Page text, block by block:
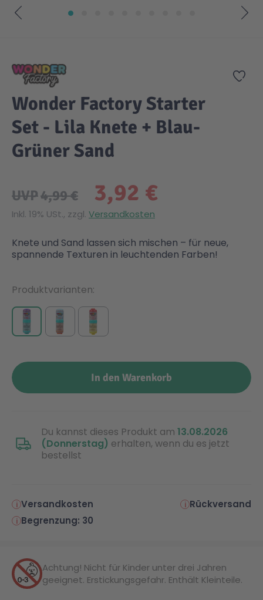
Sicherheit
Krimi / Thriller
Liebesromane
Sachbücher / Wissen
Kuscheltiere
Puppen & Puppenzubehör
Puzzle & Legespiele
Elektronische Spielwaren
Kreativ
Malen & Zeichnen
DC Comics™ Super Heroes
Disney
DUPLO®
Jurassic World™
Harry Potter™
Marvel™ Super Heroes
Minecraft™
Minifiguren
Speed Champions
Super Mario
Technic
Aktion
Country
Fairies
Family Fun
Fun Stars
Heroes
Knights
NOVELMORE
Sports Action
Wiltopia
Cars
Spiel-Ei
Zur
Wonder Factory Starter
Set - Lila Knete + Blau-
Grüner Sand
3,92 €
UVP4,99 €
Inkl. 19% USt., zzgl. Versandkosten
Knete und Sand lassen sich mischen – für neue,
spannende Texturen in leuchtenden Farben!
In den Warenkorb
Du kannst dieses Produkt am 13.08.2026
(Donnerstag) erhalten, wenn du es jetzt
bestellst
Produktvarianten
Versandkosten
Rückversand
Begrenzung: 30
Achtung! Nicht für Kinder unter drei Jahren
geeignet. Erstickungsgefahr. Enthält Kleinteile.